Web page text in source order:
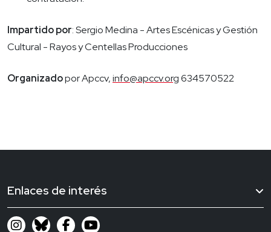
Impartido por: Sergio Medina - Artes Escénicas y Gestión
Cultural - Rayos y Centellas Producciones
Organizadopor Apccv,info@apccv.org634570522
Enlaces de interés